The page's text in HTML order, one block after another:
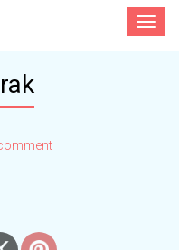
Toggle